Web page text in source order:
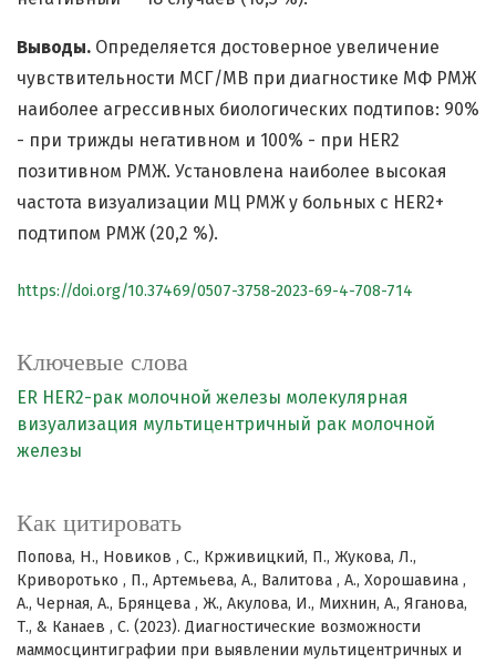
Ключевые слова
ER HER2-рак молочной железы молекулярная
визуализация мультицентричный рак молочной
железы
Как цитировать
Попова, Н., Новиков , С., Крживицкий, П., Жукова, Л.,
Криворотько , П., Артемьева, А., Валитова , А., Хорошавина ,
А., Черная, А., Брянцева , Ж., Акулова, И., Михнин, А., Яганова,
Т., & Канаев , С. (2023). Диагностические возможности
маммосцинтиграфии при выявлении мультицентричных и
Выводы. Определяется достоверное увеличение
чувствительности МСГ/МВ при диагностике МФ РМЖ
наиболее агрессивных биологических подтипов: 90%
- при трижды негативном и 100% - при HER2
позитивном РМЖ. Установлена наиболее высокая
частота визуализации МЦ РМЖ у больных с HER2+
подтипом РМЖ (20,2 %).
https://doi.org/10.37469/0507-3758-2023-69-4-708-714